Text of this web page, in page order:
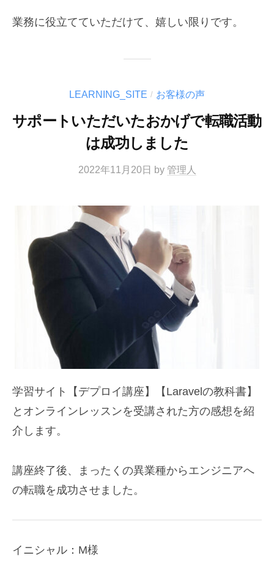
業務に役立てていただけて、嬉しい限りです。
LEARNING_SITE / お客様の声
サポートいただいたおかげで転職活動
は成功しました
2022年11月20日 by 管理人
学習サイト【デプロイ講座】【Laravelの教科書】
とオンラインレッスンを受講された方の感想を紹
介します。
講座終了後、まったくの異業種からエンジニアへ
の転職を成功させました。
イニシャル：M様